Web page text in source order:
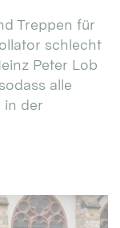
Treppen für
schlecht
Peter Lob
alle
in der